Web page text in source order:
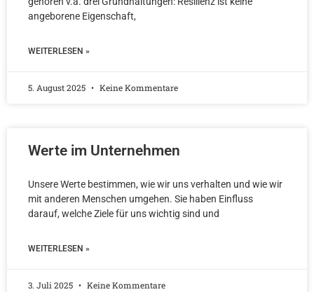
angeborene Eigenschaft,
WEITERLESEN »
5. August 2025 Keine Kommentare
Werte im Unternehmen
Unsere Werte bestimmen, wie wir uns verhalten und wie wir
mit anderen Menschen umgehen. Sie haben Einfluss
darauf, welche Ziele für uns wichtig sind und
WEITERLESEN »
3. Juli 2025 Keine Kommentare